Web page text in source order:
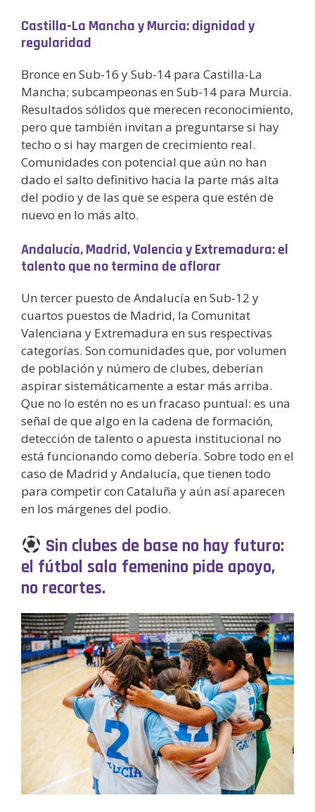
Castilla-La Mancha y Murcia: dignidad y
regularidad
Bronce en Sub-16 y Sub-14 para Castilla-La
Mancha; subcampeonas en Sub-14 para Murcia.
Resultados sólidos que merecen reconocimiento,
pero que también invitan a preguntarse si hay
techo o si hay margen de crecimiento real.
Comunidades con potencial que aún no han
dado el salto definitivo hacia la parte más alta
del podio y de las que se espera que estén de
nuevo en lo más alto.
Andalucía, Madrid, Valencia y Extremadura: el
talento que no termina de aflorar
Un tercer puesto de Andalucía en Sub-12 y
cuartos puestos de Madrid, la Comunitat
Valenciana y Extremadura en sus respectivas
categorías. Son comunidades que, por volumen
de población y número de clubes, deberían
aspirar sistemáticamente a estar más arriba.
Que no lo estén no es un fracaso puntual: es una
señal de que algo en la cadena de formación,
detección de talento o apuesta institucional no
está funcionando como debería. Sobre todo en el
caso de Madrid y Andalucía, que tienen todo
para competir con Cataluña y aún así aparecen
en los márgenes del podio.
Sin clubes de base no hay futuro:
el fútbol sala femenino pide apoyo,
no recortes.